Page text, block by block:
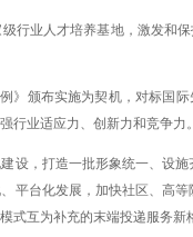
行业人才培养基地，激发和
》颁布实施为契机，对标国
行业适应力、创新力和竞争力
设，打造一批形象统一、设
平台化发展，加快社区、高
式互为补充的末端投递服务新